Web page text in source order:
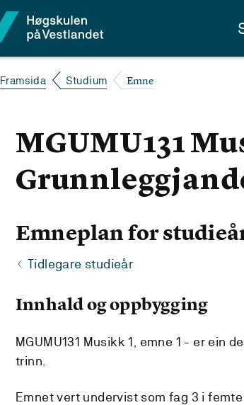
Framsida Studium Emne
MGUMU131
Emneplan for
Tidlegare studieår
Innhald og oppbygging
MGUMU131 Musikk 1, emne 1 - er ein
trinn.
Emnet vert undervist som fag 3 i femte